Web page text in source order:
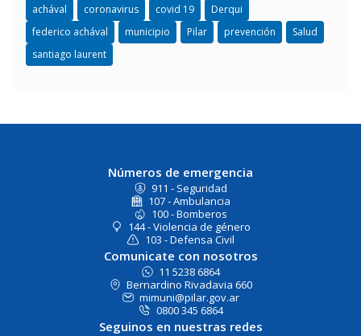
achával coronavirus covid 19
Derqui
federico achával
municipio Pilar prevención
Salud
santiago laurent
Números de emergencia
911 - Seguridad
107 - Ambulancia
100 - Bomberos
144 - Violencia de género
103 - Defensa Civil
Comunicate con nosotros
11 5238 6864
Bernardino Rivadavia 660
mimuni@pilar.gov.ar
0800 345 6864
Seguinos en nuestras redes